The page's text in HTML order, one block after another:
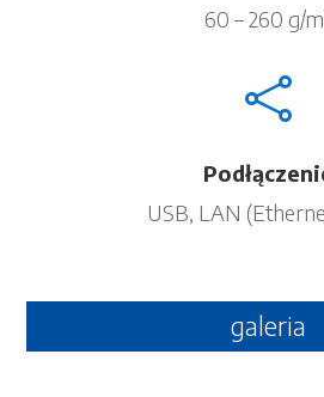
60 – 260 g/m

USB, LAN
galeria